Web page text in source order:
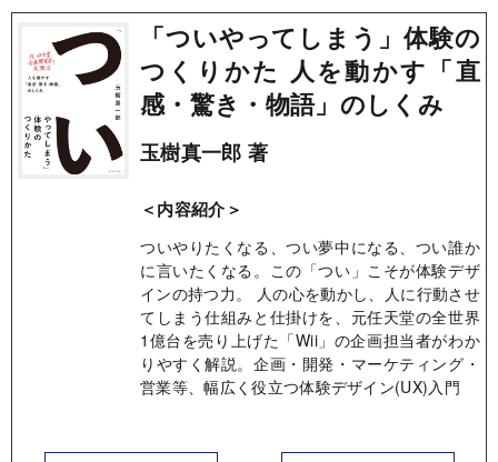
「ついやってしまう」体験の
つくりかた 人を動かす「直
感・驚き・物語」のしくみ
玉樹真一郎 著
＜内容紹介＞
ついやりたくなる、つい夢中になる、つい誰か
に言いたくなる。この「つい」こそが体験デザ
インの持つ力。 人の心を動かし、人に行動させ
てしまう仕組みと仕掛けを、元任天堂の全世界
1億台を売り上げた「Wii」の企画担当者がわか
りやすく解説。企画・開発・マーケティング・
営業等、幅広く役立つ体験デザイン(UX)入門